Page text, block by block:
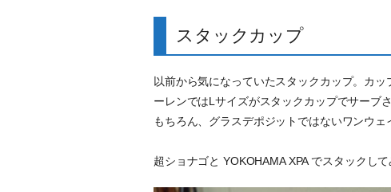
スタックカップ
以前から気になっていたスタックカップ。カ
ーレンではLサイズがスタックカップでサーブ
もちろん、グラスデポジットではないワンウェ
超ショナゴと YOKOHAMA XPA でスタックして